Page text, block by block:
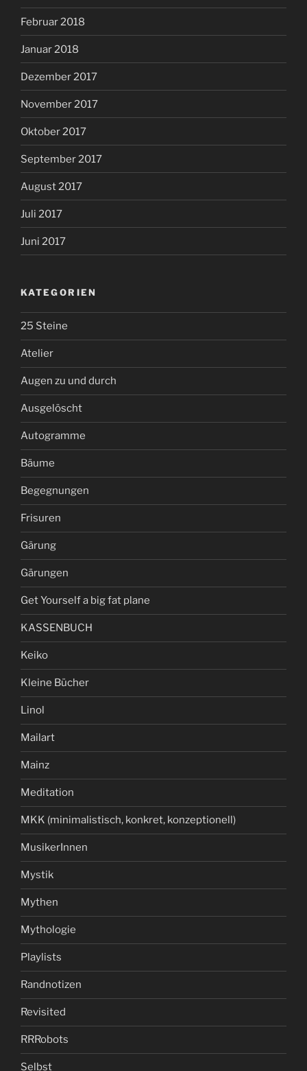
Februar 2018
Januar 2018
Dezember 2017
November 2017
Oktober 2017
September 2017
August 2017
Juli 2017
Juni 2017
KATEGORIEN
25 Steine
Atelier
Augen zu und durch
Ausgelöscht
Autogramme
Bäume
Begegnungen
Frisuren
Gärung
Gärungen
Get Yourself a big fat plane
KASSENBUCH
Keiko
Kleine Bücher
Linol
Mailart
Mainz
Meditation
MKK (minimalistisch, konkret, konzeptionell)
MusikerInnen
Mystik
Mythen
Mythologie
Playlists
Randnotizen
Revisited
RRRobots
Selbst